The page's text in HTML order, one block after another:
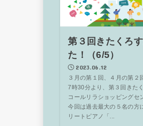
第３回きたくろ
た！（6/5）
2023.06.12
３月の第１回、４月の第２
7時30分より、第３回きた
コールリラショッピングセ
今回は過去最大の５名の方
リートピアノ「...